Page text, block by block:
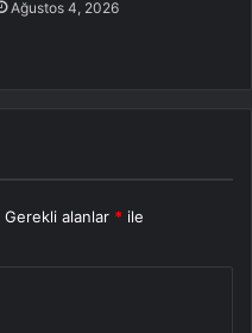
Ağustos 4, 2026
Gerekli alanlar * ile